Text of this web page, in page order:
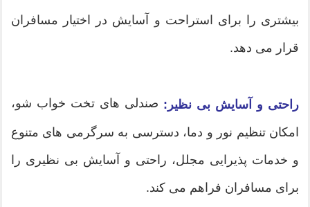
بیشتری را برای استراحت و آسایش در اختیار مسافران
قرار می دهد.
راحتی و آسایش بی نظیر: صندلی های تخت خواب شو،
امکان تنظیم نور و دما، دسترسی به سرگرمی های متنوع
و خدمات پذیرایی مجلل، راحتی و آسایش بی نظیری را
برای مسافران فراهم می کند.